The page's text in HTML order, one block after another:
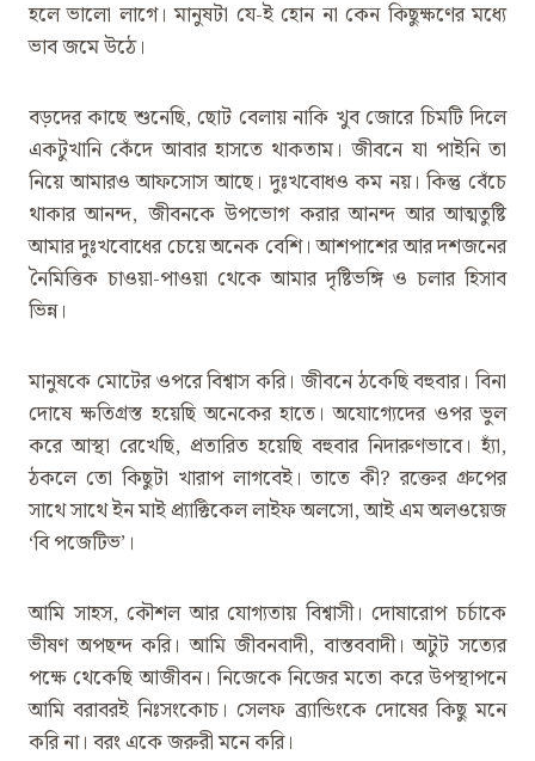
হলে ভালো লাগে। মানুষটা যে-ই হোন না কেন কিছুক্ষণের মধ্যে
ভাব জমে উঠে।
বড়দের কাছে শুনেছি, ছোট বেলায় নাকি খুব জোরে চিমটি দিলে
একটুখানি কেঁদে আবার হাসতে থাকতাম। জীবনে যা পাইনি তা
নিয়ে আমারও আফসোস আছে। দুঃখবোধও কম নয়। কিন্তু বেঁচে
থাকার আনন্দ, জীবনকে উপভোগ করার আনন্দ আর আত্মতুষ্টি
আমার দুঃখবোধের চেয়ে অনেক বেশি। আশপাশের আর দশজনের
নৈমিত্তিক চাওয়া-পাওয়া থেকে আমার দৃষ্টিভঙ্গি ও চলার হিসাব
ভিন্ন।
মানুষকে মোটের ওপরে বিশ্বাস করি। জীবনে ঠকেছি বহুবার। বিনা
দোষে ক্ষতিগ্রস্ত হয়েছি অনেকের হাতে। অযোগ্যেদের ওপর ভুল
করে আস্থা রেখেছি, প্রতারিত হয়েছি বহুবার নিদারুণভাবে। হ্যাঁ,
ঠকলে তো কিছুটা খারাপ লাগবেই। তাতে কী? রক্তের গ্রুপের
সাথে সাথে ইন মাই প্র্যাক্টিকেল লাইফ অলসো, আই এম অলওয়েজ
‘বি পজেটিভ’।
আমি সাহস, কৌশল আর যোগ্যতায় বিশ্বাসী। দোষারোপ চর্চাকে
ভীষণ অপছন্দ করি। আমি জীবনবাদী, বাস্তববাদী। অটুট সত্যের
পক্ষে থেকেছি আজীবন। নিজেকে নিজের মতো করে উপস্থাপনে
আমি বরাবরই নিঃসংকোচ। সেলফ ব্র্যান্ডিংকে দোষের কিছু মনে
করি না। বরং একে জরুরী মনে করি।